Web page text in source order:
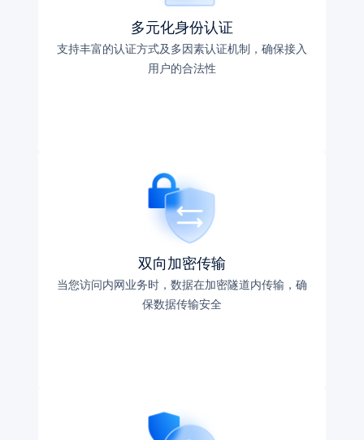
多元化身份认证
支持丰富的认证方式及多因素认证机制，确保接入
用户的合法性
双向加密传输
当您访问内网业务时，数据在加密隧道内传输，确
保数据传输安全